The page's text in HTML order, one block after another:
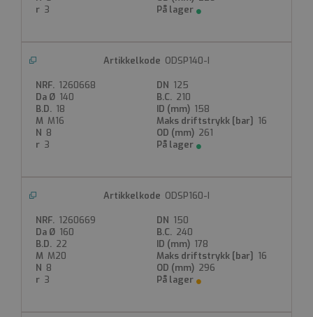
3
ODSP140-I
1260668
125
140
210
18
158
M16
16
8
261
3
ODSP160-I
1260669
150
160
240
22
178
M20
16
8
296
3